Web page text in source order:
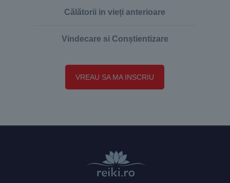
Călătorii in vieți anterioare
Vindecare si Conștientizare
VREAU SA MA INSCRIU